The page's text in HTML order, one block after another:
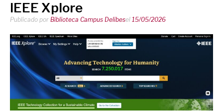
IEEE Xplore
Publicado por Biblioteca Campus Delibesel 15/05/2026